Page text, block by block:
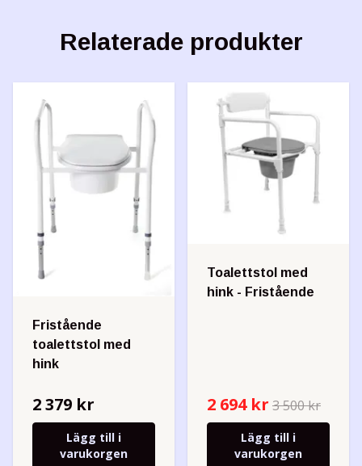
Relaterade produkter
Fristående
toalettstol med
hink
2 379 kr
Lägg till i
varukorgen
Toalettstol med
hink - Fristående
2 694 kr 3 500 kr
Lägg till i
varukorgen